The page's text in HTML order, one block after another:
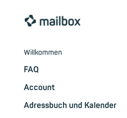
Willkommen
FAQ
Account
Adressbuch und Kalender